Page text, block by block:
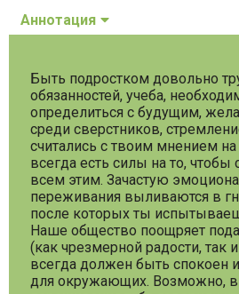
Аннотация
Быть подростком довольно
обязанностей, учеба,
определиться с будущим,
среди сверстников,
считались с твоим мнением
всегда есть силы на то, чтобы
всем этим. Зачастую
переживания выливаются в
после которых ты
Наше общество поощряет
(как чрезмерной радости, так
всегда должен быть спокоен
для окружающих. Возможно, в